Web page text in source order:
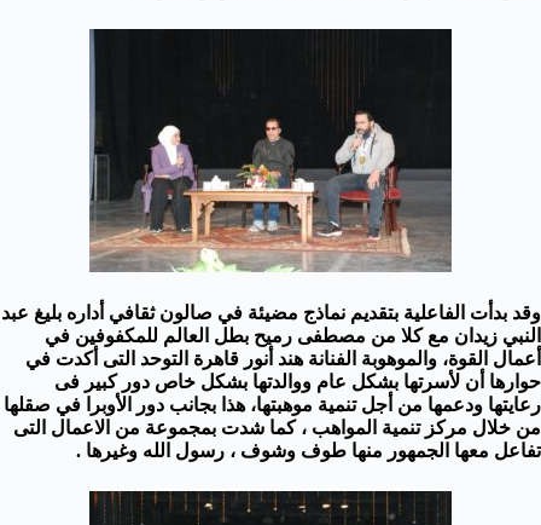
وقد بدأت الفاعلية بتقديم نماذج مضيئة في صالون ثقافي أداره بليغ عبد
النبي زيدان مع كلا من مصطفى رميح بطل العالم للمكفوفين في
أعمال القوة، والموهوبة الفنانة هند أنور قاهرة التوحد التى أكدت في
حوارها أن لأسرتها بشكل عام ووالدتها بشكل خاص دور كبير فى
رعايتها ودعمها من أجل تنمية موهبتها، هذا بجانب دور الأوبرا في صقلها
من خلال مركز تنمية المواهب ، كما شدت بمجموعة من الاعمال التى
تفاعل معها الجمهور منها طوف وشوف ، رسول الله وغيرها .